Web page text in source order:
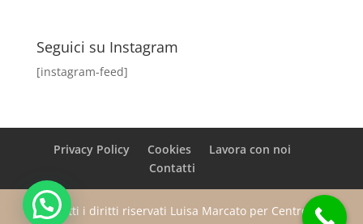
Seguici su Instagram
[instagram-feed]
Privacy Policy Cookies
Lavora con noi
Contatti
Tutti i diritti riservati Luisa Marcato per Centro